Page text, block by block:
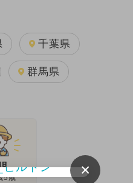
千葉県
群馬県
5歳 ×